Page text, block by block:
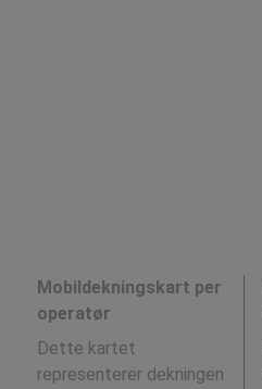
Mobildekningskart per
operatør
Dette kartet
representerer dekningen